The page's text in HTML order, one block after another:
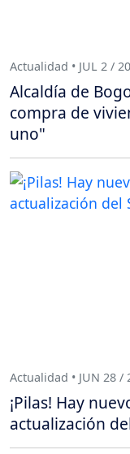
Actualidad • JUL 2 /
Alcaldía de
compra de
uno"
Actualidad • JUN 28 /
¡Pilas! Hay
actualización